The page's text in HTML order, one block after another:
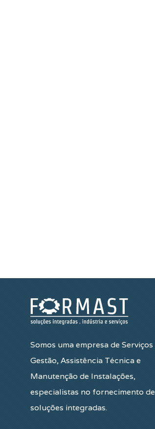
Somos uma empresa de Serviços
Gestão, Assistência Técnica e
Manutenção de Instalações,
especialistas no fornecimento de
soluções integradas.